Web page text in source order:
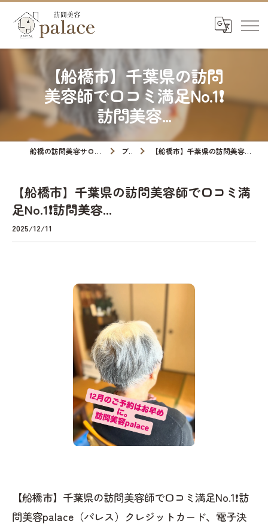
【船橋市】千葉県の訪問
美容師で口コミ満足No.1❗️
訪問美容...
船橋の訪問美容サロンなら訪問美容palace ブログ 【船橋市】千葉県の訪問美容師で口コミ満足No.1❗️訪問美容...
【船橋市】千葉県の訪問美容師で口コミ満
足No.1❗️訪問美容...
2025/12/11
【船橋市】千葉県の訪問美容師で口コミ満足No.1❗️訪
問美容palace（パレス）クレジットカード、電子決